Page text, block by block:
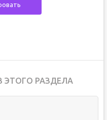
ЭТОГО РАЗДЕЛА